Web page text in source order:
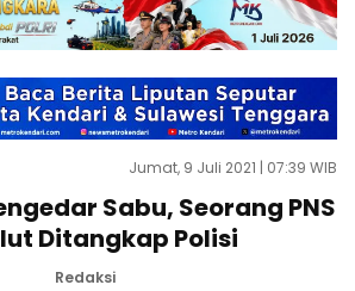
Jumat, 9 Juli 2021 | 07:39 WIB
Sabu, Seorang PNS
Ditangkap Polisi
Redaksi